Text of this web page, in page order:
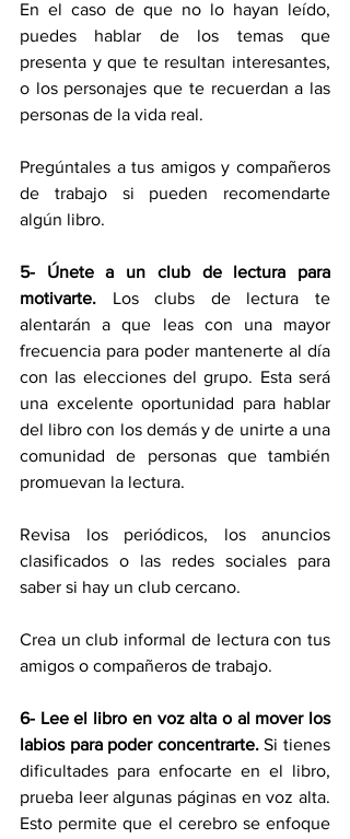
En el caso de que no lo hayan leído,
puedes hablar de los temas que
presenta y que te resultan interesantes,
o los personajes que te recuerdan a las
personas de la vida real.
Pregúntales a tus amigos y compañeros
de trabajo si pueden recomendarte
algún libro.
5- Únete a un club de lectura para
motivarte. Los clubs de lectura te
alentarán a que leas con una mayor
frecuencia para poder mantenerte al día
con las elecciones del grupo. Esta será
una excelente oportunidad para hablar
del libro con los demás y de unirte a una
comunidad de personas que también
promuevan la lectura.
Revisa los periódicos, los anuncios
clasificados o las redes sociales para
saber si hay un club cercano.
Crea un club informal de lectura con tus
amigos o compañeros de trabajo.
6- Lee el libro en voz alta o al mover los
labios para poder concentrarte. Si tienes
dificultades para enfocarte en el libro,
prueba leer algunas páginas en voz alta.
Esto permite que el cerebro se enfoque